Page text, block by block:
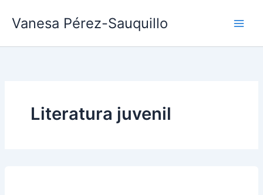
Vanesa Pérez-Sauquillo
Literatura juvenil